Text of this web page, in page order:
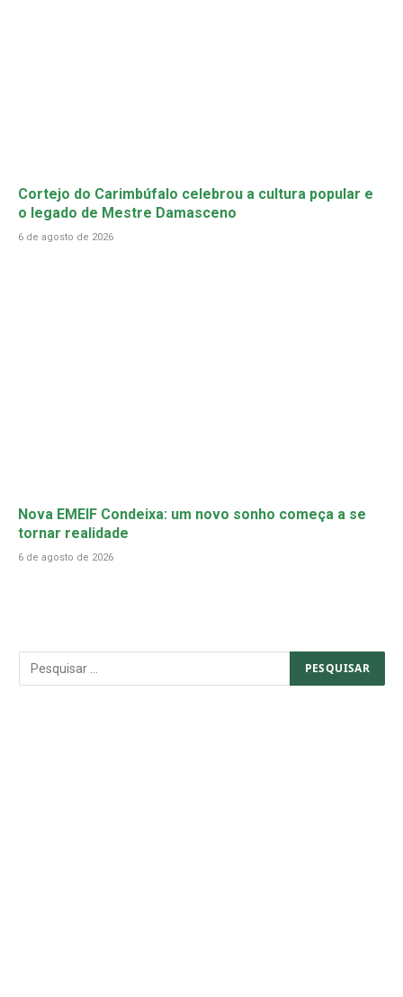
Cortejo do Carimbúfalo celebrou a cultura popular e
o legado de Mestre Damasceno
6 de agosto de 2026
Nova EMEIF Condeixa: um novo sonho começa a se
tornar realidade
6 de agosto de 2026